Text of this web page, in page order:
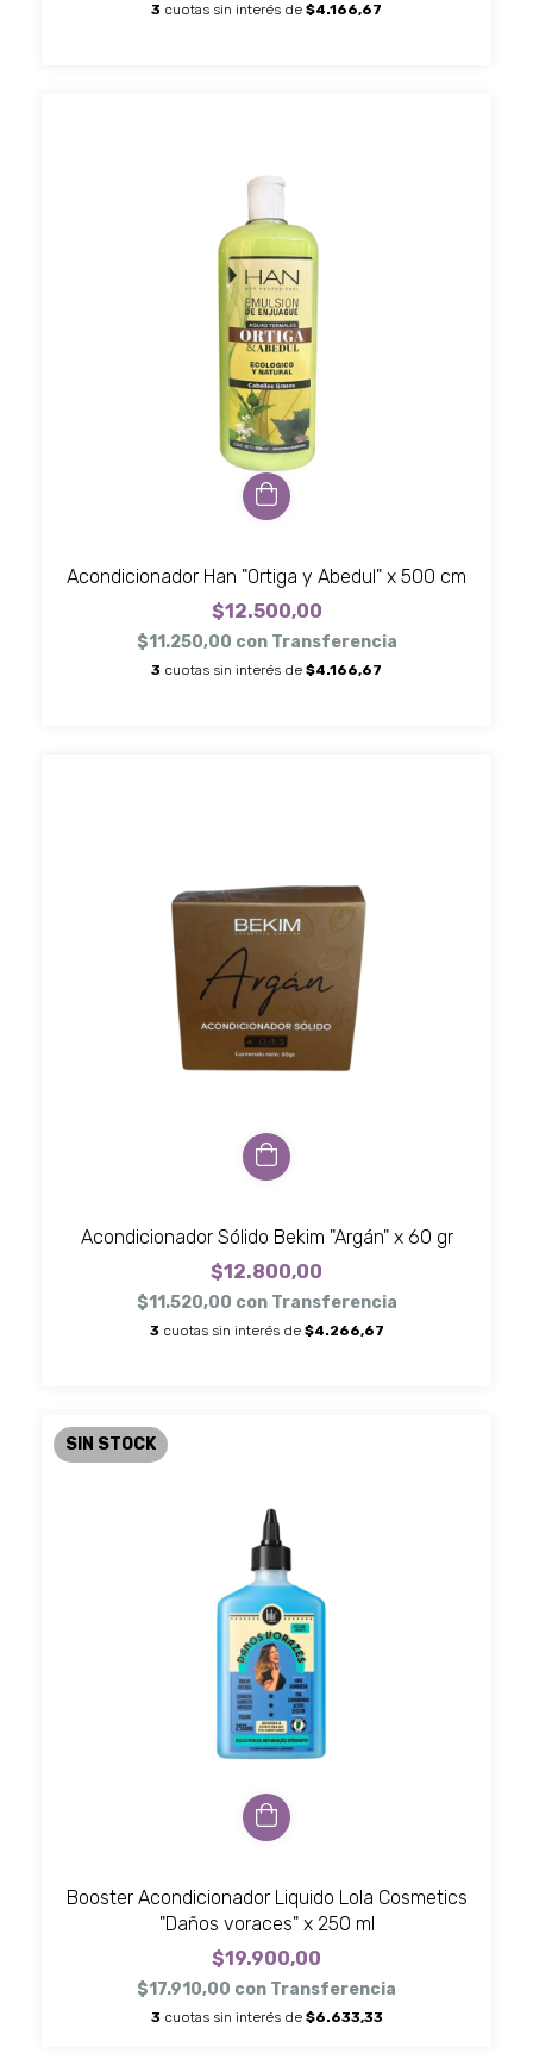
3 cuotas sin interés de $4.166,67
Acondicionador Han "Ortiga y Abedul" x 500 cm
$12.500,00
$11.250,00 con Transferencia
3 cuotas sin interés de $4.166,67
Acondicionador Sólido Bekim "Argán" x 60 gr
$12.800,00
$11.520,00 con Transferencia
3 cuotas sin interés de $4.266,67
SIN STOCK
Booster Acondicionador Liquido Lola Cosmetics
"Daños voraces" x 250 ml
$19.900,00
$17.910,00 con Transferencia
3 cuotas sin interés de $6.633,33